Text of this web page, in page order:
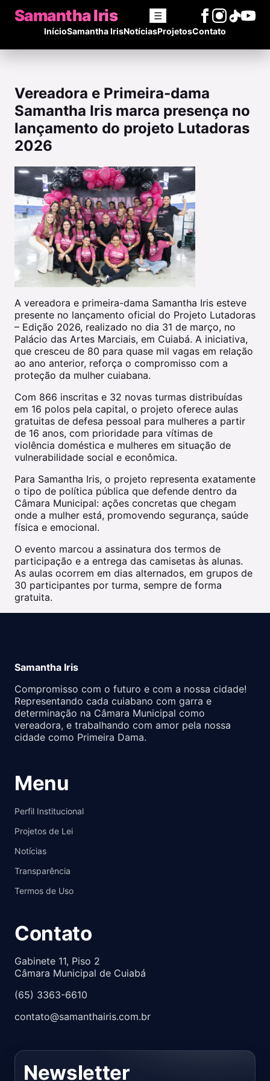
Samantha Iris ☰
InícioSamantha IrisNotíciasProjetosContato
Vereadora e Primeira-dama
Samantha Iris marca presença no
lançamento do projeto Lutadoras
2026
A vereadora e primeira-dama Samantha Iris esteve
presente no lançamento oficial do Projeto Lutadoras
– Edição 2026, realizado no dia 31 de março, no
Palácio das Artes Marciais, em Cuiabá. A iniciativa,
que cresceu de 80 para quase mil vagas em relação
ao ano anterior, reforça o compromisso com a
proteção da mulher cuiabana.
Com 866 inscritas e 32 novas turmas distribuídas
em 16 polos pela capital, o projeto oferece aulas
gratuitas de defesa pessoal para mulheres a partir
de 16 anos, com prioridade para vítimas de
violência doméstica e mulheres em situação de
vulnerabilidade social e econômica.
Para Samantha Iris, o projeto representa exatamente
o tipo de política pública que defende dentro da
Câmara Municipal: ações concretas que chegam
onde a mulher está, promovendo segurança, saúde
física e emocional.
O evento marcou a assinatura dos termos de
participação e a entrega das camisetas às alunas.
As aulas ocorrem em dias alternados, em grupos de
30 participantes por turma, sempre de forma
gratuita.
Samantha Iris
Compromisso com o futuro e com a nossa cidade!
Representando cada cuiabano com garra e
determinação na Câmara Municipal como
vereadora, e trabalhando com amor pela nossa
cidade como Primeira Dama.
Menu
Perfil Institucional
Projetos de Lei
Notícias
Transparência
Termos de Uso
Contato
Gabinete 11, Piso 2
Câmara Municipal de Cuiabá
(65) 3363-6610
contato@samanthairis.com.br
Newsletter